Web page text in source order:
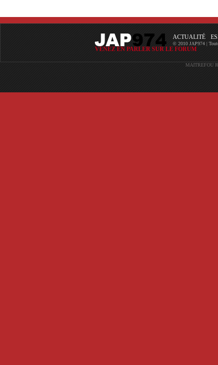
ACTUALITÉ
© 2010 JAP974 |
VENEZ EN PARLER SUR LE FORUM
MAITREFOU